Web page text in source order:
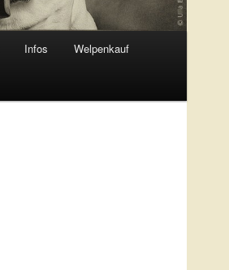
Infos Welpenkauf